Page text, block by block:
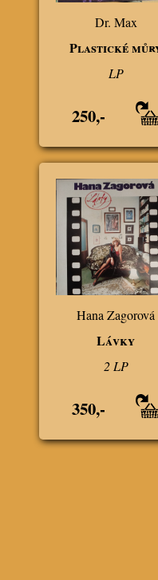
Dr. Max
Plastické
LP
250,-
Hana Zagorová
Lávky
2 LP
350,-